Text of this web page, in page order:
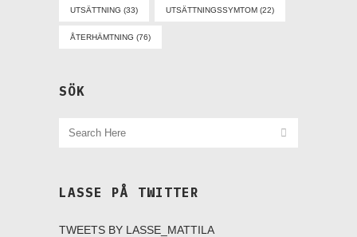
UTSÄTTNING (33) UTSÄTTNINGSSYMTOM (22)
ÅTERHÄMTNING (76)
SÖK
LASSE PÅ TWITTER
TWEETS BY LASSE_MATTILA